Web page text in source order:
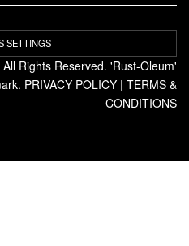
SETTINGS
Rights Reserved. 'Rust-Oleum'
PRIVACY POLICY | TERMS &
CONDITIONS